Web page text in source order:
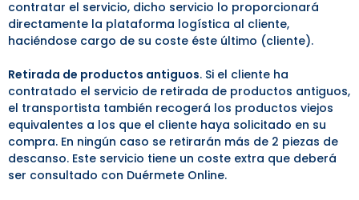
contratar el servicio, dicho servicio lo proporcionará
directamente la plataforma logística al cliente,
haciéndose cargo de su coste éste último (cliente).
Retirada de productos antiguos. Si el cliente ha
contratado el servicio de retirada de productos antiguos,
el transportista también recogerá los productos viejos
equivalentes a los que el cliente haya solicitado en su
compra. En ningún caso se retirarán más de 2 piezas de
descanso. Este servicio tiene un coste extra que deberá
ser consultado con Duérmete Online.